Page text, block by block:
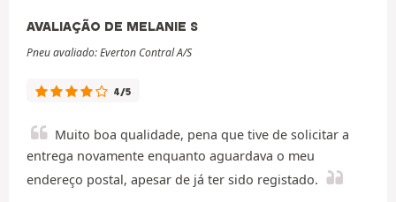
AVALIAÇÃO DE MELANIE S
Pneu avaliado: Everton Contral A/S
4/5
Muito boa qualidade, pena que tive de solicitar a
entrega novamente enquanto aguardava o meu
endereço postal, apesar de já ter sido registado.